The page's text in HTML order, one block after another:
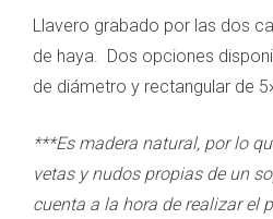
Llavero grabado por las dos
de haya. Dos opciones
de diámetro y rectangular de
***Es madera natural, por lo
vetas y nudos propias de un
cuenta a la hora de realizar el